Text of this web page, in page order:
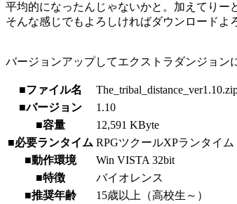
平均的になったんじゃないかと。加えてりー
そんな感じでもよろしければダウンロードよ
バージョンアップしてエクストラダンジョン
■ファイル名
■バージョン
1.10
■容量
12,591 KByte
■必要ランタイム RPGツクールXPランタイム
■動作環境
Win VISTA 32bit
■特徴
バイオレンス
■推奨年齢
15歳以上（高校生～）